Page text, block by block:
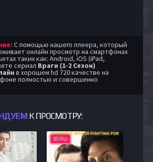
С помощью нашего плеера, который
онлайн просмотр на смартфонах
таких как: Android, iOS (iPad,
сериал Враги (1-2 Сезон)
в хорошем hd 720 качестве на
полностью и совершенно
К ПРОСМОТРУ:
BDRip